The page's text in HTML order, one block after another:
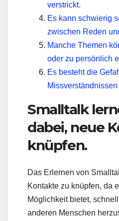
verstrickt.
Es kann schwierig
zwischen Reden
Manche Themen
oder zu persönlich
Es besteht die
Smalltalk
dabei, neue
knüpfen.
Das Erlernen von
Kontakte zu knüpfen, da
Möglichkeit bietet,
anderen Menschen